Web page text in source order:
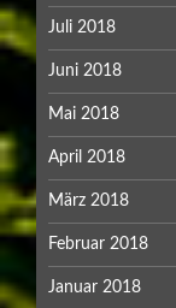
Juli 2018
Juni 2018
Mai 2018
April 2018
März 2018
Februar 2018
Januar 2018